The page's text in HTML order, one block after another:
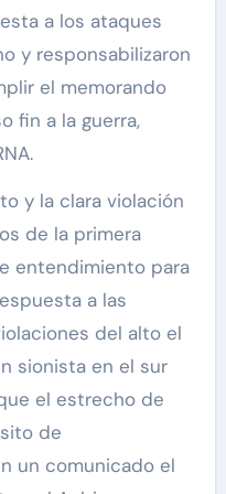
a los ataques
y responsabilizaron
el memorando
fin a la guerra,
y la clara violación
de la primera
entendimiento para
a las
del alto el
sionista en el sur
el estrecho de
de
un comunicado el